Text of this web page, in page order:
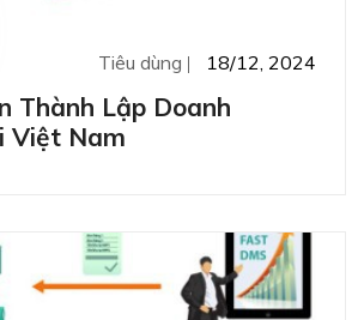
Tiêu dùng 18/12, 2024
Thành Lập Doanh
Việt Nam